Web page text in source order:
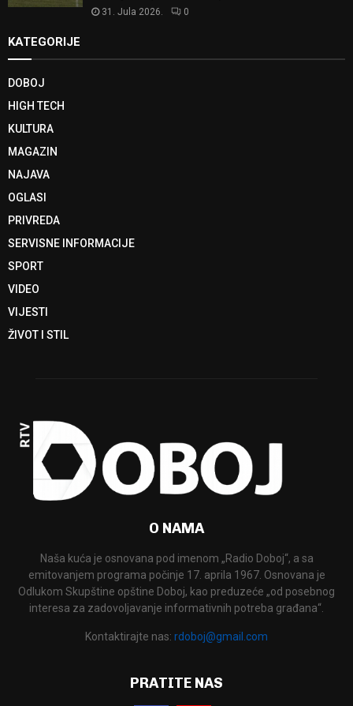
31. Jula 2026. 0
KATEGORIJE
DOBOJ
HIGH TECH
KULTURA
MAGAZIN
NAJAVA
OGLASI
PRIVREDA
SERVISNE INFORMACIJE
SPORT
VIDEO
VIJESTI
ŽIVOT I STIL
O NAMA
Naša kuća je osnovana pod imenom „Radio Doboj“, a sa
emitovanjem programa počinje 17. aprila 1967. Osnovana je
Odlukom Skupštine opštine Doboj, kao preduzeće „od posebnog
interesa za zadovoljavanje informativnih potreba građana“.
Kontaktirajte nas: rdoboj@gmail.com
PRATITE NAS